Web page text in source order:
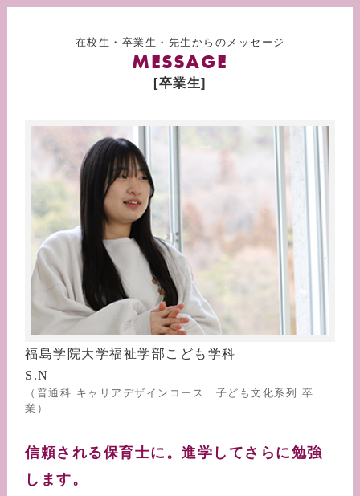
在校生・卒業生・先生からのメッセージ
MESSAGE
[卒業生]
福島学院大学福祉学部こども学科
S.N
（普通科 キャリアデザインコース 子ども文化系列 卒
業）
信頼される保育士に。進学してさらに勉強
します。